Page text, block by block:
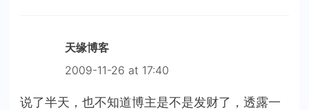
天缘博客
2009-11-26 at 17:40
说了半天，也不知道博主是不是发财了，透露一